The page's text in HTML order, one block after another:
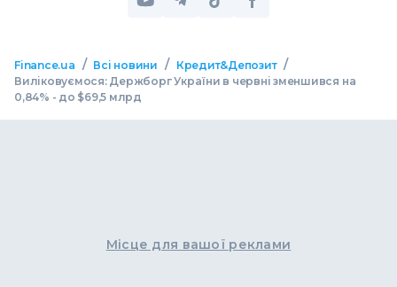
Finance.ua / Всі новини / Кредит&Депозит /
Виліковуємося: Держборг України в червні зменшився на
0,84% - до $69,5 млрд
Місце для вашої реклами